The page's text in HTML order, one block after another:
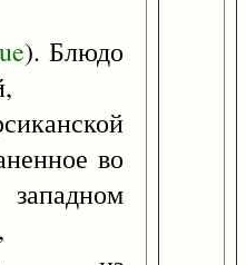
). Блюдо
во